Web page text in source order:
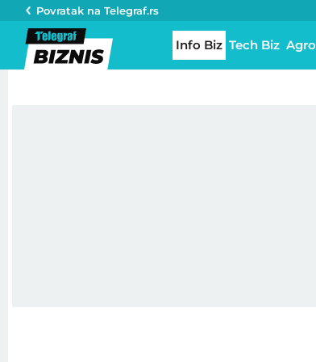
Povratak na Telegraf.rs
Info Biz Tech Biz Agro